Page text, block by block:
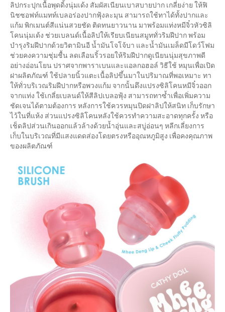
ลิปกระปุกเนื้อพุดดิ้งนุ่มเด้ง สัมผัสเนียนเบาสบายปาก เกลี่ยง่าย ให้ฟิ
นิชซอฟท์แมทท์เบลอร่องปากฟุ้งละมุน สามารถใช้ทาได้ทั้งปากและ
แก้ม พิกเมนต์สีแน่นสวยชัด ติดทนยาวนาน มาพร้อมแท่งหมีจิ๋วหัวซิลิ
โคนนุ่มเด้ง ช่วยเบลนด์เนื้อลิปให้เรียบเนียนสมูททั่วริมฝีปาก พร้อม
บำรุงริมฝีปากด้วยวิตามินอี น้ำมันโจโจ้บา และน้ำมันเมล็ดมีโดว์โฟม
ช่วยคงความชุ่มชื้น ลดเลือนริ้วรอยให้ริมฝีปากดูเนียนนุ่มสุขภาพดี
อย่างอ่อนโยน ปราศจากพาราเบนและแอลกอฮอล์ วิธีใช้ หมุนเพื่อเปิด
ฝาผลิตภัณฑ์ ใช้ปลายนิ้วแตะเนื้อลิปขึ้นมาในปริมาณที่พอเหมาะ ทา
ให้ทั่วบริเวณริมฝีปากหรือพวงแก้ม จากนั้นดึงแปรงซิลิโคนหมีจิ๋วออก
จากแท่ง ใช้เกลี่ยเบลนด์ให้สีลิปเบลอฟุ้ง สามารถทาซ้ำเพื่อเพิ่มความ
ชัดเจนได้ตามต้องการ หลังการใช้ควรหมุนปิดฝาลิปให้สนิท เก็บรักษา
ไว้ในที่แห้ง ส่วนแปรงซิลิโคนหลังใช้ควรทำความสะอาดทุกครั้ง หรือ
เช็ดลิปส่วนเกินออกแล้วล้างด้วยน้ำอุ่นและสบู่อ่อนๆ หลีกเลี่ยงการ
เก็บในบริเวณที่มีแสงแดดส่องโดยตรงหรืออุณหภูมิสูง เพื่อคงคุณภาพ
ของผลิตภัณฑ์